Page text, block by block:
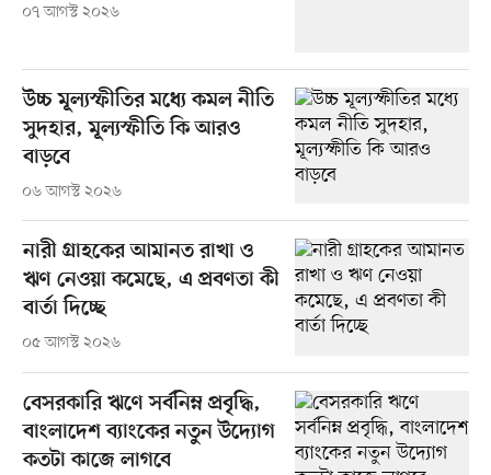
০৭ আগস্ট ২০২৬
উচ্চ মূল্যস্ফীতির মধ্যে কমল নীতি
সুদহার, মূল্যস্ফীতি কি আরও
বাড়বে
০৬ আগস্ট ২০২৬
নারী গ্রাহকের আমানত রাখা ও
ঋণ নেওয়া কমেছে, এ প্রবণতা কী
বার্তা দিচ্ছে
০৫ আগস্ট ২০২৬
বেসরকারি ঋণে সর্বনিম্ন প্রবৃদ্ধি,
বাংলাদেশ ব্যাংকের নতুন উদ্যোগ
কতটা কাজে লাগবে